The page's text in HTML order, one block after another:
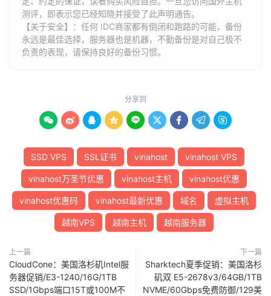
测评，即表示您已经知晓并接受了此声明通告。
【关于安全】：任何 IDC商家都有倒闭和跑路的可能，备份
永远是最佳选择，服务器也是机器，不勤备份是对自己极不
负责的表现，请保持良好的备份习惯。
分享到
        
SSD VPS SSL证书 vinahost vinahost VPS
vinahost万圣节优惠 vinahost主机 vinahost优惠
vinahost优惠码 vinahost最新优惠 域名 虚拟主机
越南VPS 越南主机 越南服务器
上一篇
CloudCone：美国洛杉矶Intel服
务器促销/E3-1240/16G/1TB
SSD/1Gbps端口15T或100M不
下一篇
Sharktech夏季促销：美国洛杉
矶双 E5-2678v3/64GB/1TB
NVME/60Gbps免费防御/129美